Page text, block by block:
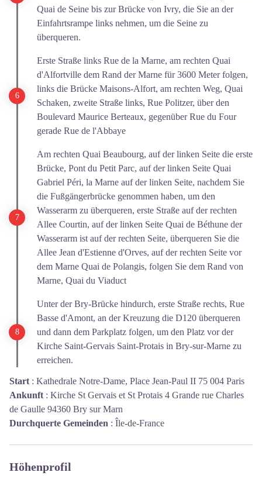
Quai de Seine bis zur Brücke von Ivry, die Sie an der
Einfahrtsrampe links nehmen, um die Seine zu
überqueren.
Erste Straße links Rue de la Marne, am rechten Quai
d'Alfortville dem Rand der Marne für 3600 Meter folgen,
links die Brücke Maisons-Alfort, am rechten Weg, Quai
Schaken, zweite Straße links, Rue Politzer, über den
Boulevard Maurice Berteaux, gegenüber Rue du Four
gerade Rue de l'Abbaye
Am rechten Quai Beaubourg, auf der linken Seite die erste
Brücke, Pont du Petit Parc, auf der linken Seite Quai
Gabriel Péri, la Marne auf der linken Seite, nachdem Sie
die Fußgängerbrücke genommen haben, um den
Wasserarm zu überqueren, erste Straße auf der rechten
Allee Courtin, auf der linken Seite Quai de Béthune der
Wasserarm ist auf der rechten Seite, überqueren Sie die
Allee Jean d'Estienne d'Orves, auf der rechten Seite vor
dem Marne Quai de Polangis, folgen Sie dem Rand von
Marne, Quai du Viaduct
Unter der Bry-Brücke hindurch, erste Straße rechts, Rue
Basse d'Amont, an der Kreuzung die D120 überqueren
und dann dem Parkplatz folgen, um den Platz vor der
Kirche Saint-Gervais Saint-Protais in Bry-sur-Marne zu
erreichen.
Start : Kathedrale Notre-Dame, Place Jean-Paul II 75 004 Paris
Ankunft : Kirche St Gervais et St Protais 4 Grande rue Charles
de Gaulle 94360 Bry sur Marn
Durchquerte Gemeinden : Île-de-France
Höhenprofil